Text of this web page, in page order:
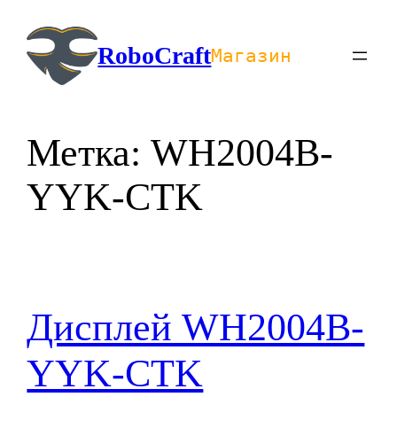
содержимомуRoboCraftМагазин
Метка:WH2004B-
YYK-CTK
Дисплей WH2004B-
YYK-CTK